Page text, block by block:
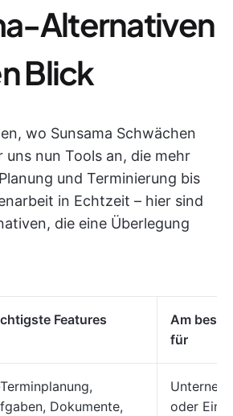
Alternativen
Blick
wo Sunsama Schwächen
uns nun Tools an, die mehr
und Terminierung bis
in Echtzeit – hier sind
die eine Überlegung
Features
Am
für
Dokumente,
oder